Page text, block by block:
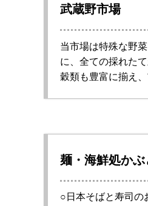
武蔵野市場
当市場は特殊な野
に、全ての採れた
穀類も豊富に揃え
麺・海鮮処かぶ
○日本そばと寿司の